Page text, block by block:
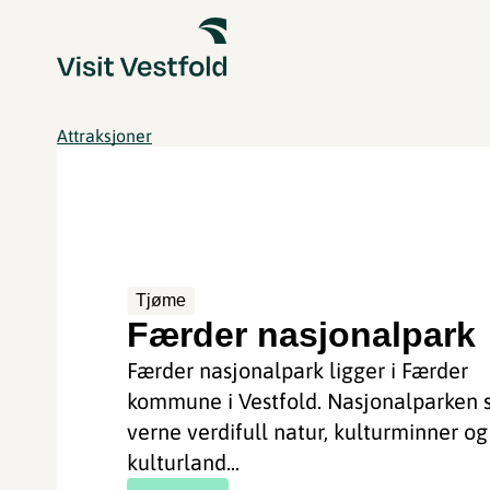
Attraksjoner
Tjøme
Færder nasjonalpark
Færder nasjonalpark ligger i Færder
kommune i Vestfold. Nasjonalparken
verne verdifull natur, kulturminner og
kulturland...